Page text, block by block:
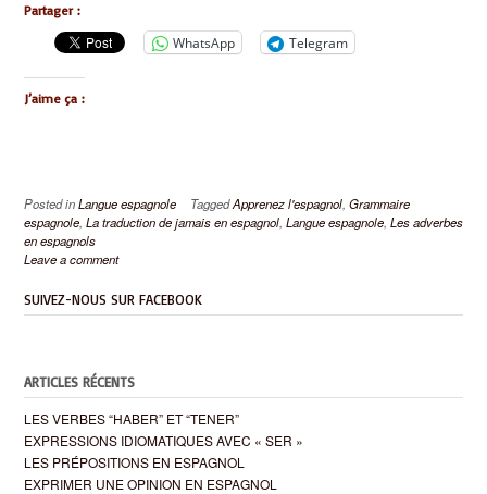
Partager :
WhatsApp Telegram
J’aime ça :
Posted inLangue espagnole TaggedApprenez l'espagnol, Grammaire
espagnole, La traduction de jamais en espagnol, Langue espagnole, Les adverbes
en espagnols
Leave a comment
SUIVEZ-NOUS SUR FACEBOOK
ARTICLES RÉCENTS
LES VERBES “HABER” ET “TENER”
EXPRESSIONS IDIOMATIQUES AVEC « SER »
LES PRÉPOSITIONS EN ESPAGNOL
EXPRIMER UNE OPINION EN ESPAGNOL